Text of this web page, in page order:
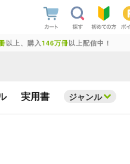
以上、購入 146万冊以上配信中！
実用書 ジャンル